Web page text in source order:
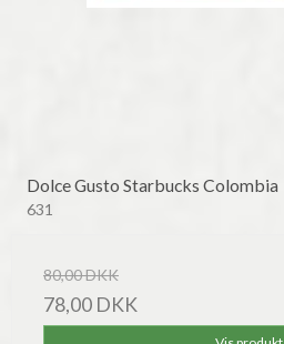
Dolce Gusto Starbucks Colombia
631
80,00 DKK
78,00 DKK